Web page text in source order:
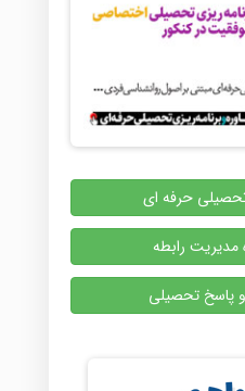
حرفه ای
رابطه
تحصیلی